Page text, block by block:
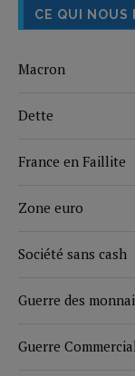
CE QUI NOUS
Macron
Dette
France en Faillite
Zone euro
Société sans cash
Guerre des
Guerre